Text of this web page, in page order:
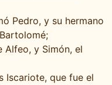
Pedro, y su hermano
Alfeo, y Simón, el
Iscariote, que fue el